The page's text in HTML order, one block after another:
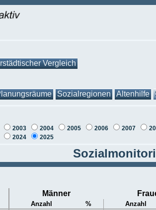
Vergleich
Sozialregionen Altenhilfe
2003 2004 2005 2006 2007
2024 2025
Männer
Anzahl % Anzahl